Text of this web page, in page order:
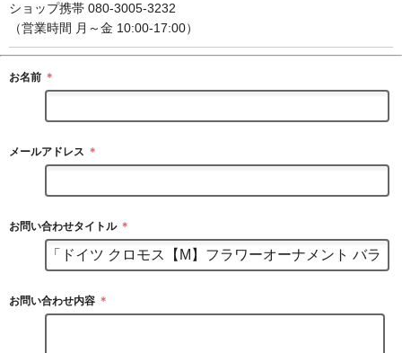
ショップ携帯 080-3005-3232
（営業時間 月～金 10:00-17:00）
お名前 ＊
メールアドレス ＊
お問い合わせタイトル ＊
お問い合わせ内容 ＊